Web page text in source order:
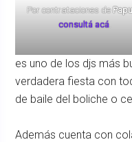
Por contrataciones de
consultá acá.
es uno de los djs más
verdadera fiesta con
de baile del boliche o
Además cuenta con